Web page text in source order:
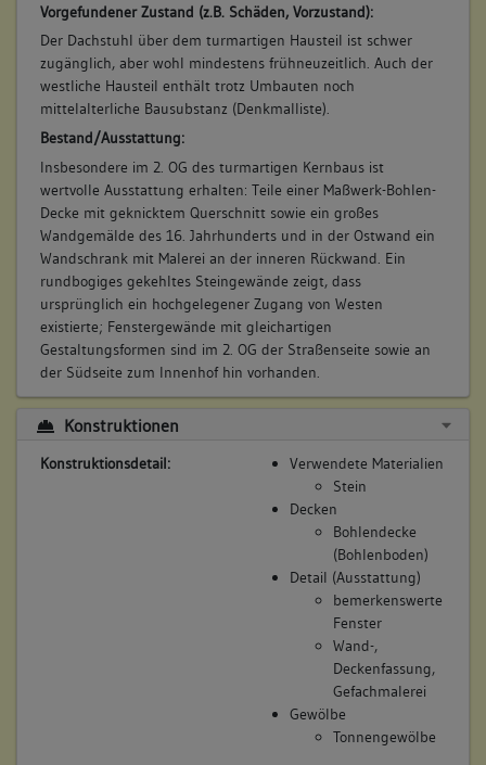
Vorgefundener Zustand (z.B. Schäden, Vorzustand):
Der Dachstuhl über dem turmartigen Hausteil ist schwer
zugänglich, aber wohl mindestens frühneuzeitlich. Auch der
westliche Hausteil enthält trotz Umbauten noch
mittelalterliche Bausubstanz (Denkmalliste).
Bestand/Ausstattung:
Insbesondere im 2. OG des turmartigen Kernbaus ist
wertvolle Ausstattung erhalten: Teile einer Maßwerk-Bohlen-
Decke mit geknicktem Querschnitt sowie ein großes
Wandgemälde des 16. Jahrhunderts und in der Ostwand ein
Wandschrank mit Malerei an der inneren Rückwand. Ein
rundbogiges gekehltes Steingewände zeigt, dass
ursprünglich ein hochgelegener Zugang von Westen
existierte; Fenstergewände mit gleichartigen
Gestaltungsformen sind im 2. OG der Straßenseite sowie an
der Südseite zum Innenhof hin vorhanden.
Konstruktionen
Konstruktionsdetail:
Verwendete Materialien
Stein
Decken
Bohlendecke
(Bohlenboden)
Detail (Ausstattung)
bemerkenswerte
Fenster
Wand-,
Deckenfassung,
Gefachmalerei
Gewölbe
Tonnengewölbe